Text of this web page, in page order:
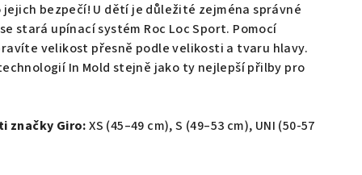
jejich bezpečí! U dětí je důležité zejména správné
stará upínací systém Roc Loc Sport. Pomocí
velikost přesně podle velikosti a tvaru hlavy.
In Mold stejně jako ty nejlepší přilby pro
značky Giro:XS (45–49 cm), S (49–53 cm), UNI (50-57